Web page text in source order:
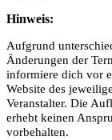
Hinweis:
Aufgrund
Änderungen der
informiere dich vor
Website des
Veranstalter. Die
erhebt keinen
vorbehalten.